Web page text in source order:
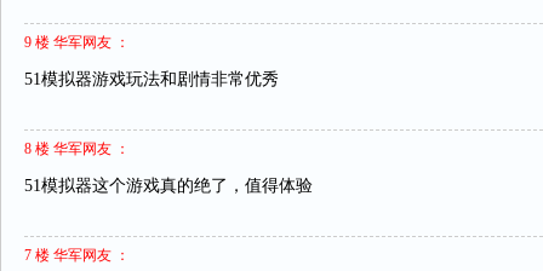
9 楼 华军网友 ：
51模拟器游戏玩法和剧情非常优秀
8 楼 华军网友 ：
51模拟器这个游戏真的绝了，值得体验
7 楼 华军网友 ：